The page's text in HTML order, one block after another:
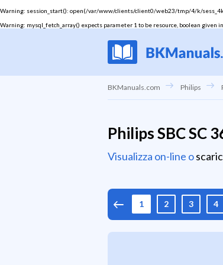
Warning: session_start(): open(/var/www/clients/client0/web23/tmp/4/k/
Warning: mysql_fetch_array() expects parameter 1 to be resource, boolean given in
BKManuals.com Philips
Philips SBC SC
Visualizza on-line o
1 2 3 4